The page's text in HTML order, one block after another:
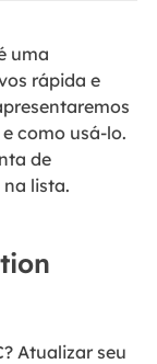
uma
rápida e
como usá-lo.
de
lista.
Atualizar seu